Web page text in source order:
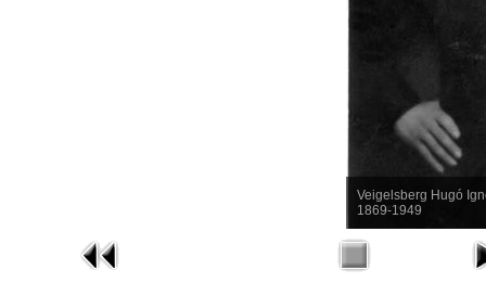
Veigelsberg Hugó
1869-1949